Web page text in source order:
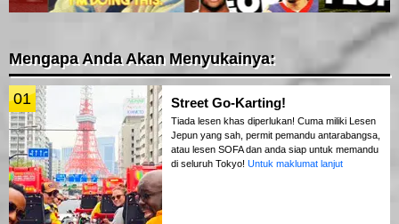
Mengapa Anda Akan Menyukainya:
01 Street Go-Karting!
Tiada lesen khas diperlukan! Cuma miliki Lesen
Jepun yang sah, permit pemandu antarabangsa,
atau lesen SOFA dan anda siap untuk memandu
di seluruh Tokyo! Untuk maklumat lanjut